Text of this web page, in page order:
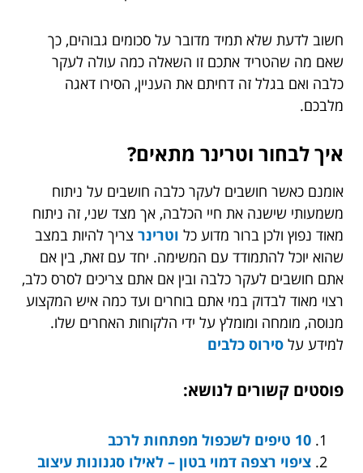
חשוב לדעת שלא תמיד מדובר על סכומים גבוהים, כך
שאם מה שהטריד אתכם זו השאלה כמה עולה לעקר
כלבה ואם בגלל זה דחיתם את העניין, הסירו דאגה
מלבכם.
איך לבחור וטרינר מתאים?
אומנם כאשר חושבים לעקר כלבה חושבים על ניתוח
משמעותי שישנה את חיי הכלבה, אך מצד שני, זה ניתוח
מאוד נפוץ ולכן ברור מדוע כל וטרינר צריך להיות במצב
שהוא יוכל להתמודד עם המשימה. יחד עם זאת, בין אם
אתם חושבים לעקר כלבה ובין אם אתם צריכים לסרס כלב,
רצוי מאוד לבדוק במי אתם בוחרים ועד כמה איש המקצוע
מנוסה, מומחה ומומלץ על ידי הלקוחות האחרים שלו.
למידע על סירוס כלבים
פוסטים קשורים לנושא:
10 טיפים לשכפול מפתחות לרכב
ציפוי רצפה דמוי בטון – לאילו סגנונות עיצוב